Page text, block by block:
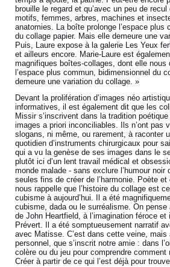
brouille le regard et qu’avec un peu de
motifs, femmes, arbres, machines et
anatomies. La boîte prolonge l’espace plus
du collage papier. Mais elle demeure une
Puis, Laure expose à la galerie Les Yeux
et ailleurs encore. Marie-Laure est
magnifiques boîtes-collages, dont elle nous
l’espace plus commun, bidimensionnel du
demeure une variation du collage. »
Devant la prolifération d’images néo
informatives, il est également dit que les
Missir s’inscrivent dans la tradition
images a priori inconciliables. Ils n’ont pas
slogans, ni même, ou rarement, à raconter
quotidien d’instruments chirurgicaux pour
qui a vu la genèse de ses images dans le
plutôt ici d’un lent travail médical et
monde malade - sans exclure l’humour noir
seules fins de créer de l’harmonie. Poète
nous rappelle que l’histoire du collage est
cubisme à aujourd’hui. Il a été
cubisme, dada ou le surréalisme. On pense
de John Heartfield, à l’imagination féroce
Prévert. Il a été somptueusement narratif
avec Matisse. C’est dans cette veine,
personnel, que s’inscrit notre amie : dans
colère ou du jeu pour comprendre
Créer à partir de ce qui l’est déjà pour